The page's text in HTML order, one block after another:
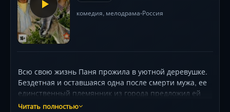
комедия, мелодрама•Россия
Всю свою жизнь Паня прожила в уютной деревушке.
Бездетная и оставшаяся одна после смерти мужа, ее
единственный племянник из города предложил ей
переехать к нему. Племянник был вовсю готов
Читать полностью